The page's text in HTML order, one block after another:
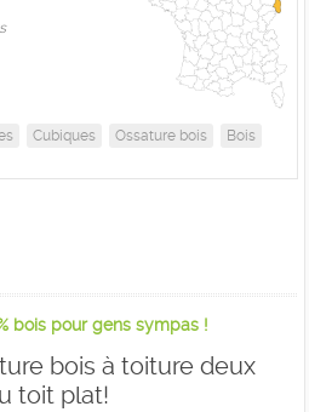
Cubiques Ossature bois
Bois
bois pour gens sympas !
bois à toiture deux
toit plat!